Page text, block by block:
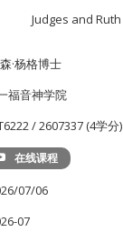
Judges and Ruth
·杨格博士
神学院
/ 2607337 (4学分)
在线课程
07/06
07